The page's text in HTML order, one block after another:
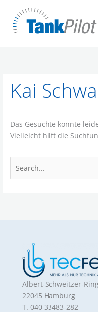
Inhalt
springen
Kai
Das Gesuchte konnte
Vielleicht hilft die
Albert-Schweitzer-
22045 Hamburg
T. 040 33483-282